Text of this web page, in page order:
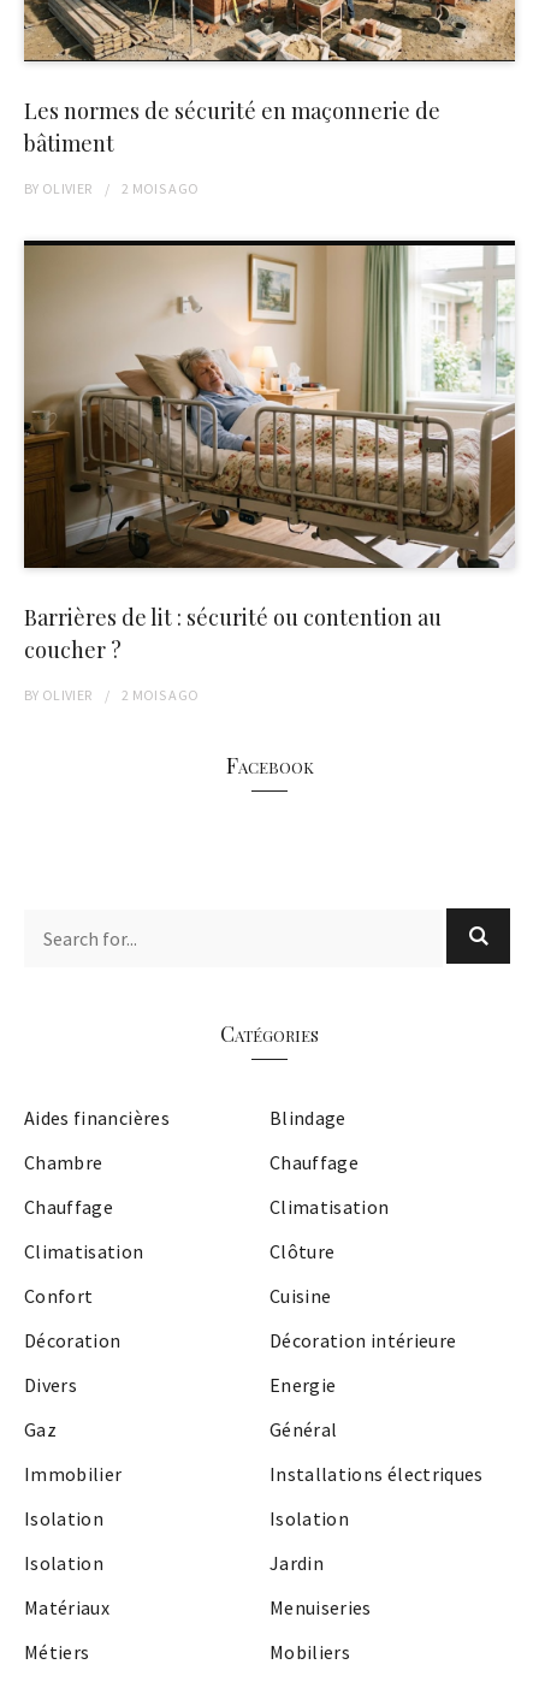
Les normes de sécurité en maçonnerie de
bâtiment
BY OLIVIER 2 MOISAGO
Barrières de lit : sécurité ou contention au
coucher ?
BY OLIVIER 2 MOISAGO
Facebook
Catégories
Aides financières
Blindage
Chambre
Chauffage
Chauffage
Climatisation
Climatisation
Clôture
Confort
Cuisine
Décoration
Décoration intérieure
Divers
Energie
Gaz
Général
Immobilier
Installations électriques
Isolation
Isolation
Isolation
Jardin
Matériaux
Menuiseries
Métiers
Mobiliers